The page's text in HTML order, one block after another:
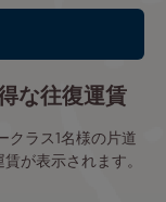
な往復運賃
クラス1名様の片道
が表示されます。